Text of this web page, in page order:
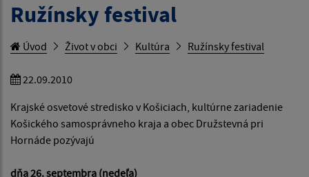
Ružínsky festival
Úvod Život v obci Kultúra Ružínsky festival
22.09.2010
Krajské osvetové stredisko v Košiciach, kultúrne zariadenie
Košického samosprávneho kraja a obec Družstevná pri
Hornáde pozývajú
dňa 26. septembra (nedeľa)